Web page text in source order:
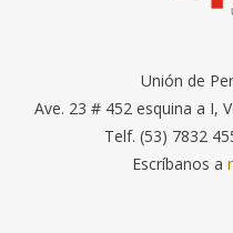
Unión de
Ave. 23 # 452 esquina a I,
Telf. (53) 7832
Escríbanos a